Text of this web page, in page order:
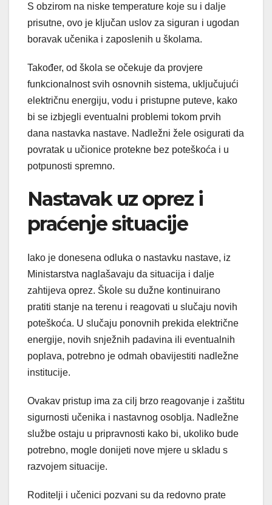
S obzirom na niske temperature koje su i dalje
prisutne, ovo je ključan uslov za siguran i ugodan
boravak učenika i zaposlenih u školama.
Također, od škola se očekuje da provjere
funkcionalnost svih osnovnih sistema, uključujući
električnu energiju, vodu i pristupne puteve, kako
bi se izbjegli eventualni problemi tokom prvih
dana nastavka nastave. Nadležni žele osigurati da
povratak u učionice protekne bez poteškoća i u
potpunosti spremno.
Nastavak uz oprez i
praćenje situacije
Iako je donesena odluka o nastavku nastave, iz
Ministarstva naglašavaju da situacija i dalje
zahtijeva oprez. Škole su dužne kontinuirano
pratiti stanje na terenu i reagovati u slučaju novih
poteškoća. U slučaju ponovnih prekida električne
energije, novih snježnih padavina ili eventualnih
poplava, potrebno je odmah obavijestiti nadležne
institucije.
Ovakav pristup ima za cilj brzo reagovanje i zaštitu
sigurnosti učenika i nastavnog osoblja. Nadležne
službe ostaju u pripravnosti kako bi, ukoliko bude
potrebno, mogle donijeti nove mjere u skladu s
razvojem situacije.
Roditelji i učenici pozvani su da redovno prate